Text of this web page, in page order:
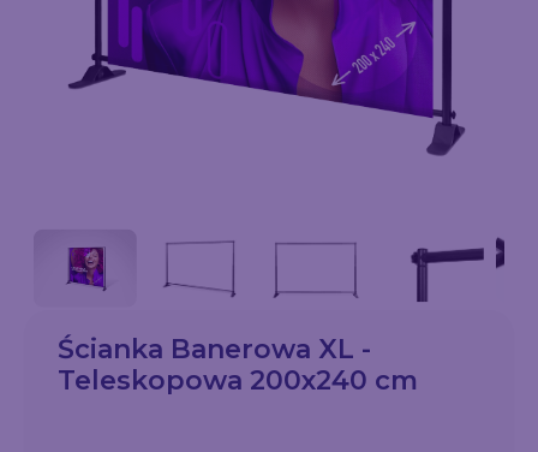
Ścianka Banerowa XL -
Teleskopowa 200x240 cm